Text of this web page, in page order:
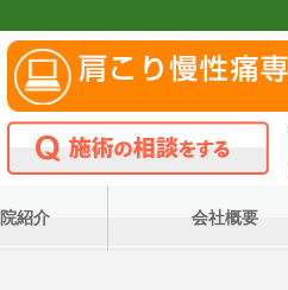
紹介 会社概要